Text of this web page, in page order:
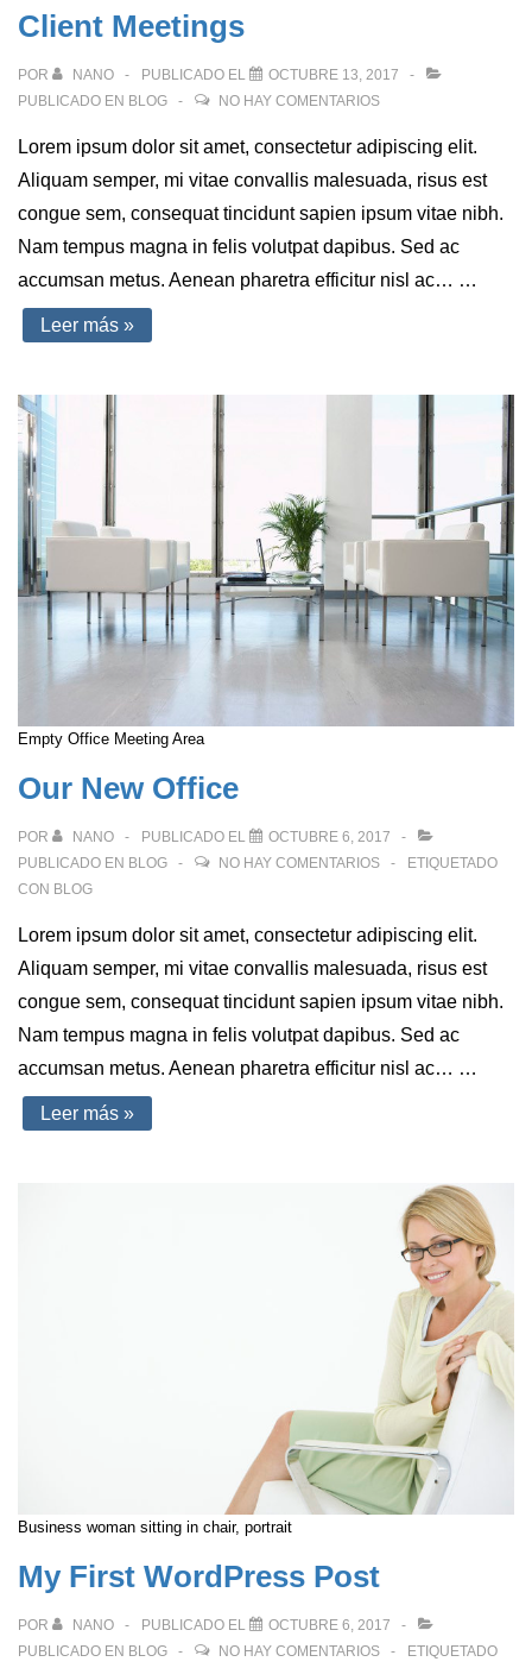
Client Meetings
POR NANO PUBLICADO EL
OCTUBRE 13, 2017
PUBLICADO EN BLOG NO HAY COMENTARIOS
Lorem ipsum dolor sit amet, consectetur adipiscing elit.
Aliquam semper, mi vitae convallis malesuada, risus est
congue sem, consequat tincidunt sapien ipsum vitae nibh.
Nam tempus magna in felis volutpat dapibus. Sed ac
accumsan metus. Aenean pharetra efficitur nisl ac… …
Client
Leer más »
Empty Office Meeting Area
Our New Office
POR NANO PUBLICADO EL
OCTUBRE 6, 2017
PUBLICADO EN BLOG NO HAY COMENTARIOS
ETIQUETADO
CON BLOG
Lorem ipsum dolor sit amet, consectetur adipiscing elit.
Aliquam semper, mi vitae convallis malesuada, risus est
congue sem, consequat tincidunt sapien ipsum vitae nibh.
Nam tempus magna in felis volutpat dapibus. Sed ac
accumsan metus. Aenean pharetra efficitur nisl ac… …
Our
Leer más »
Business woman sitting in chair, portrait
My First WordPress Post
POR NANO PUBLICADO EL
OCTUBRE 6, 2017
PUBLICADO EN BLOG NO HAY COMENTARIOS ETIQUETADO